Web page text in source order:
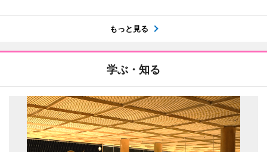
もっと見る
学ぶ・知る